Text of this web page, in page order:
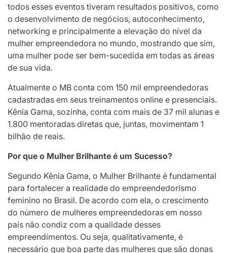
todos esses eventos tiveram resultados positivos, como
o desenvolvimento de negócios, autoconhecimento,
networking e principalmente a elevação do nível da
mulher empreendedora no mundo, mostrando que sim,
uma mulher pode ser bem-sucedida em todas as áreas
de sua vida.
Atualmente o MB conta com 150 mil empreendedoras
cadastradas em seus treinamentos online e presenciais.
Kênia Gama, sozinha, conta com mais de 37 mil alunas e
1.800 mentoradas diretas que, juntas, movimentam 1
bilhão de reais.
Por que o Mulher Brilhante é um Sucesso?
Segundo Kênia Gama, o Mulher Brilhante é fundamental
para fortalecer a realidade do empreendedorismo
feminino no Brasil. De acordo com ela, o crescimento
do número de mulheres empreendedoras em nosso
país não condiz com a qualidade desses
empreendimentos. Ou seja, qualitativamente, é
necessário que boa parte das mulheres que são donas